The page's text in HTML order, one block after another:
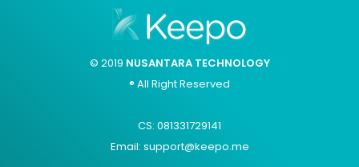
© 2019 NUSANTARA TECHNOLOGY
® All Right Reserved
CS: 081331729141
Email: support@keepo.me